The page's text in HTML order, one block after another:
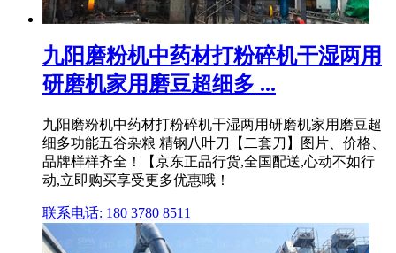
九阳磨粉机中药材打粉碎机干湿两用
研磨机家用磨豆超细多 ...
九阳磨粉机中药材打粉碎机干湿两用研磨机家用磨豆超
细多功能五谷杂粮 精钢八叶刀【二套刀】图片、价格、
品牌样样齐全！【京东正品行货,全国配送,心动不如行
动,立即购买享受更多优惠哦！
联系电话: 180 3780 8511